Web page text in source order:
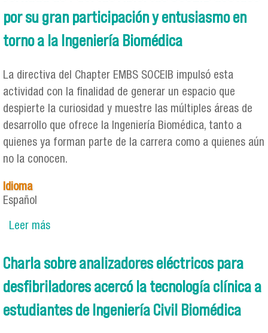
por su gran participación y entusiasmo en
torno a la Ingeniería Biomédica
La directiva del Chapter EMBS SOCEIB impulsó esta
actividad con la finalidad de generar un espacio que
despierte la curiosidad y muestre las múltiples áreas de
desarrollo que ofrece la Ingeniería Biomédica, tanto a
quienes ya forman parte de la carrera como a quienes aún
no la conocen.
Idioma
Español
Leer mássobre Jornada de Puertas Abiertas SOCEIB
en torno a la Ingeniería Biomédica
Charla sobre analizadores eléctricos para
desfibriladores acercó la tecnología clínica a
estudiantes de Ingeniería Civil Biomédica